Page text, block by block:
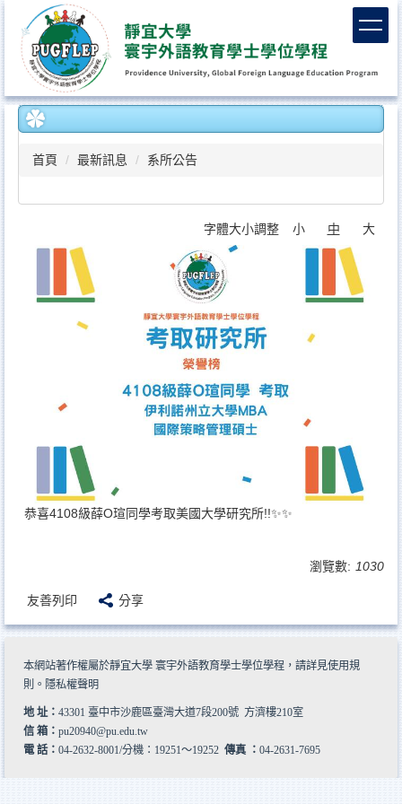
容
區
首頁 最新訊息 系所公告
字體大小調整 小 中 大
恭喜4108級薛O瑄同學考取美國大學研究所!!✨✨
瀏覽數: 1030
友善列印 分享
本網站著作權屬於靜宜大學 寰宇外語教育學士學位學程，請詳見使用規
則 。 隱私權聲明
地 址： 43301 臺中市沙鹿區臺灣大道7段200號 方濟樓210室
信 箱： pu20940@pu.edu.tw
電 話： 04-2632-8001/分機：19251～19252 傳真 ： 04-2631-7695